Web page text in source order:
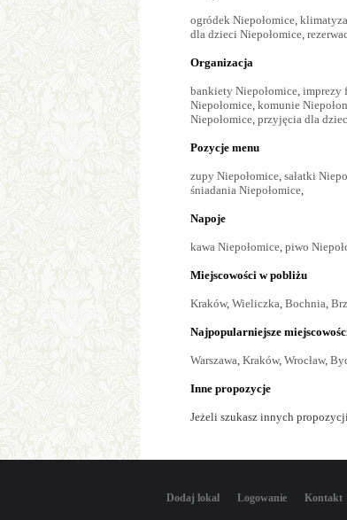
ogródek Niepołomice,
dla dzieci Niepołomice,
Organizacja
bankiety Niepołomice, imprezy
Niepołomice, komunie
Niepołomice, przyjęcia dla
Pozycje menu
zupy Niepołomice, sałatki
śniadania Niepołomice,
Napoje
kawa Niepołomice, piwo
Miejscowości w pobliżu
Kraków, Wieliczka, Bochnia,
Najpopularniejsze
Warszawa, Kraków, Wrocław,
Inne propozycje
Jeżeli szukasz innych
Dodaj lokal Logowanie Kontakt